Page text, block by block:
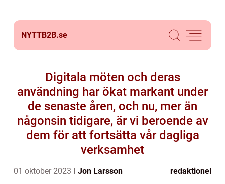
NYTTB2B.se
Digitala möten och deras
användning har ökat markant under
de senaste åren, och nu, mer än
någonsin tidigare, är vi beroende av
dem för att fortsätta vår dagliga
verksamhet
01 oktober 2023 Jon Larsson redaktionel